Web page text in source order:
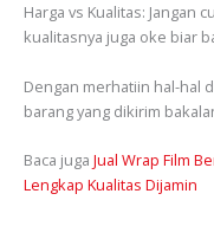
Harga vs Kualitas: Jangan
kualitasnya juga oke biar
Dengan merhatiin hal-hal
barang yang dikirim
Baca juga Jual Wrap Film
Lengkap Kualitas Dijamin